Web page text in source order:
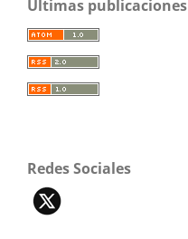
Últimas publicaciones
Redes Sociales